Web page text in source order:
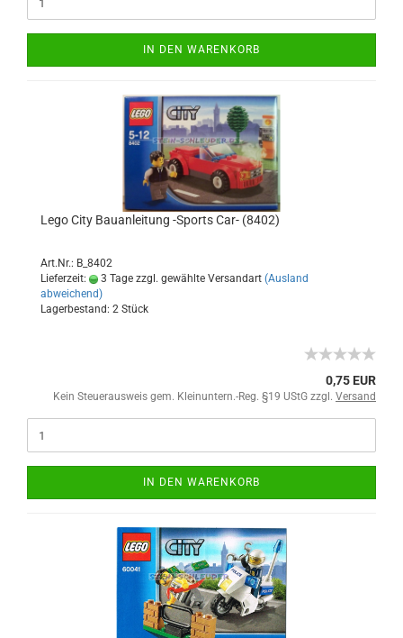
IN DEN WARENKORB
Lego City Bauanleitung -Sports Car- (8402)
Art.Nr.: B_8402
Lieferzeit:
3 Tage zzgl. gewählte Versandart (Ausland
abweichend)
Lagerbestand: 2 Stück
0,75 EUR
Kein Steuerausweis gem. Kleinuntern.-Reg. §19 UStG zzgl. Versand
IN DEN WARENKORB